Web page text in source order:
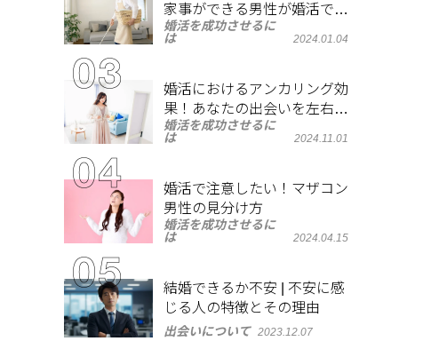
家事ができる男性が婚活で人
気がある理由
婚活を成功させるに
は
2024.01.04
婚活におけるアンカリング効
果！あなたの出会いを左右す
る心理とは？
婚活を成功させるに
は
2024.11.01
婚活で注意したい！マザコン
男性の見分け方
婚活を成功させるに
は
2024.04.15
結婚できるか不安 | 不安に感
じる人の特徴とその理由
出会いについて 2023.12.07